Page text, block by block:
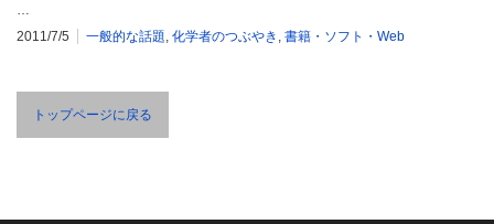
…
2011/7/5
一般的な話題, 化学者のつぶやき , 書籍・ソフト・Web
トップページに戻る